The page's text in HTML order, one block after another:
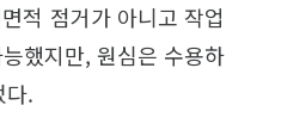
적 점거가 아니고 작업
했지만, 원심은 수용하
다.